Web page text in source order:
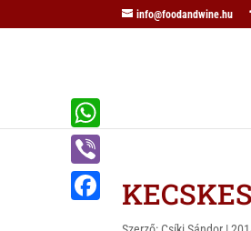
info@foodandwine.hu
W
h
a
V